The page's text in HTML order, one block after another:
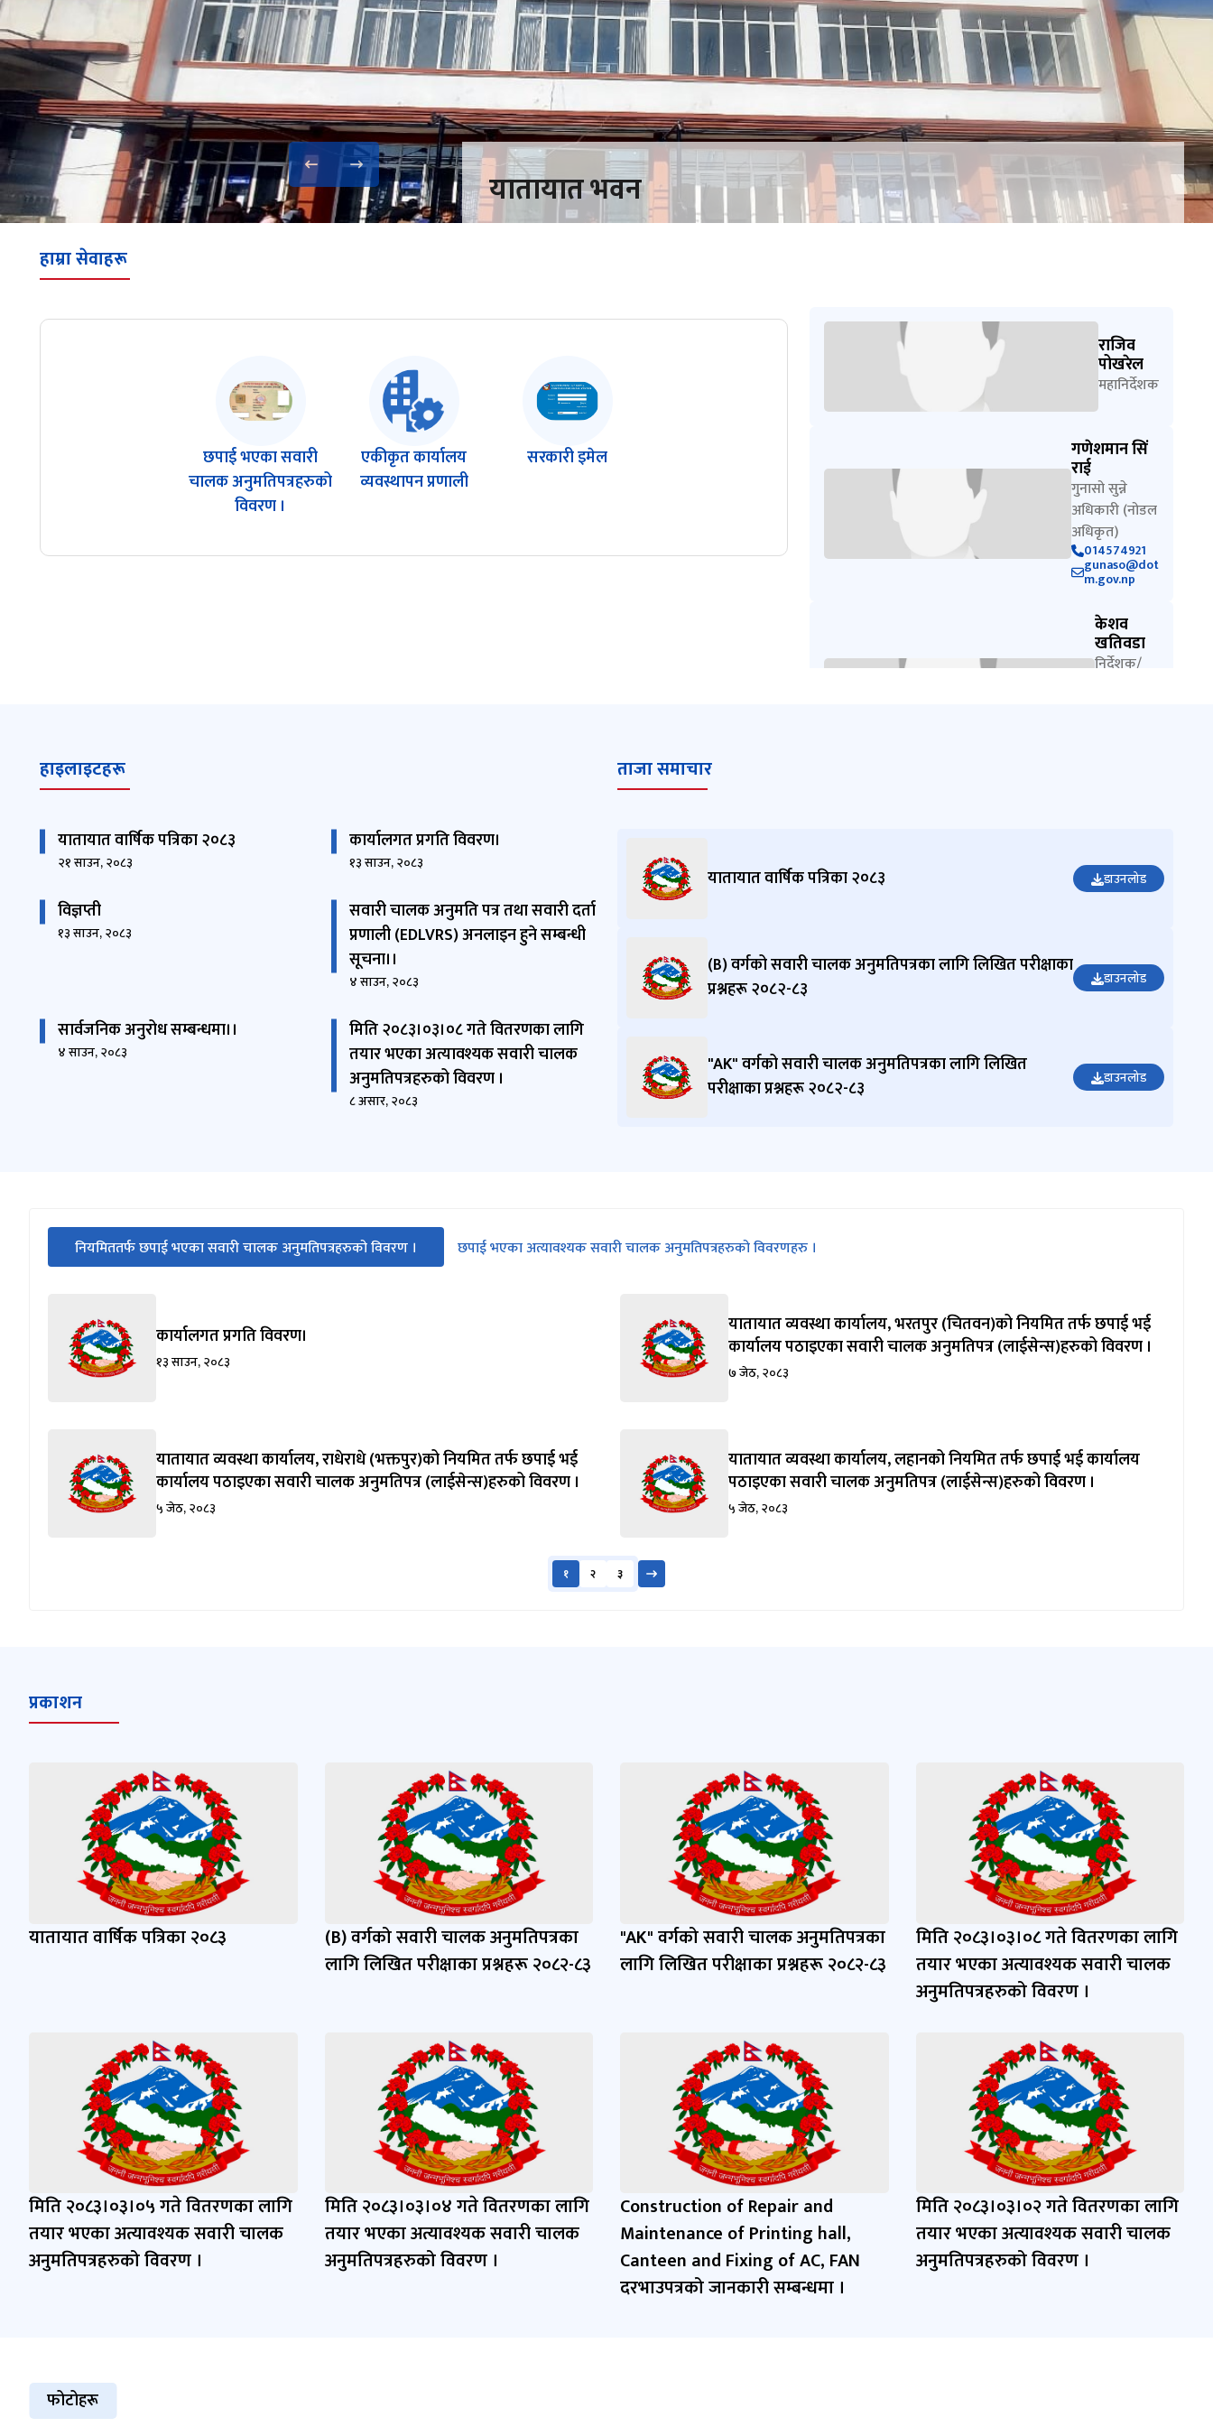
यातायात भवन
हाम्रा सेवाहरू
छपाई भएका सवारी
चालक अनुमतिपत्रहरुको
विवरण ।
एकीकृत कार्यालय
व्यवस्थापन प्रणाली
सरकारी इमेल
राजिव
पोखरेल
महानिर्देशक
गणेशमान सिं
राई
गुनासो सुन्ने
अधिकारी (नोडल
अधिकृत)
014574921
gunaso@dot
m.gov.np
केशव
खतिवडा
निर्देशक/
मेकानिकल
ईन्जिनियर/सहायक
हाइलाइटहरू
यातायात वार्षिक पत्रिका २०८३
२१ साउन, २०८३
कार्यालगत प्रगति विवरण।
१३ साउन, २०८३
विज्ञप्ती
१३ साउन, २०८३
सवारी चालक अनुमति पत्र तथा सवारी दर्ता
प्रणाली (EDLVRS) अनलाइन हुने सम्बन्धी
सूचना।।
४ साउन, २०८३
सार्वजनिक अनुरोध सम्बन्धमा।।
४ साउन, २०८३
मिति २०८३।०३।०८ गते वितरणका लागि
तयार भएका अत्यावश्यक सवारी चालक
अनुमतिपत्रहरुको विवरण ।
८ असार, २०८३
ताजा समाचार
यातायात वार्षिक पत्रिका २०८३ डाउनलोड
(B) वर्गको सवारी चालक अनुमतिपत्रका लागि लिखित परीक्षाका
प्रश्नहरू २०८२-८३
डाउनलोड
"AK" वर्गको सवारी चालक अनुमतिपत्रका लागि लिखित
परीक्षाका प्रश्नहरू २०८२-८३
डाउनलोड
सीधा
पहिलो
जानुहोस्
नियमिततर्फ छपाई भएका सवारी चालक अनुमतिपत्रहरुको विवरण ।
(सक्रिय ट्याब)
छपाई भएका अत्यावश्यक सवारी चालक अनुमतिपत्रहरुको विवरणहरु ।
कार्यालगत प्रगति विवरण।
१३ साउन, २०८३
यातायात व्यवस्था कार्यालय, भरतपुर (चितवन)को नियमित तर्फ छपाई भई
कार्यालय पठाइएका सवारी चालक अनुमतिपत्र (लाईसेन्स)हरुको विवरण ।
७ जेठ, २०८३
यातायात व्यवस्था कार्यालय, राधेराधे (भक्तपुर)को नियमित तर्फ छपाई भई
कार्यालय पठाइएका सवारी चालक अनुमतिपत्र (लाईसेन्स)हरुको विवरण ।
५ जेठ, २०८३
यातायात व्यवस्था कार्यालय, लहानको नियमित तर्फ छपाई भई कार्यालय
पठाइएका सवारी चालक अनुमतिपत्र (लाईसेन्स)हरुको विवरण ।
५ जेठ, २०८३
१ २ ३
प्रकाशन
यातायात वार्षिक पत्रिका २०८३
(B) वर्गको सवारी चालक अनुमतिपत्रका
लागि लिखित परीक्षाका प्रश्नहरू २०८२-८३
"AK" वर्गको सवारी चालक अनुमतिपत्रका
लागि लिखित परीक्षाका प्रश्नहरू २०८२-८३
मिति २०८३।०३।०८ गते वितरणका लागि
तयार भएका अत्यावश्यक सवारी चालक
अनुमतिपत्रहरुको विवरण ।
मिति २०८३।०३।०५ गते वितरणका लागि
तयार भएका अत्यावश्यक सवारी चालक
अनुमतिपत्रहरुको विवरण ।
मिति २०८३।०३।०४ गते वितरणका लागि
तयार भएका अत्यावश्यक सवारी चालक
अनुमतिपत्रहरुको विवरण ।
Construction of Repair and
Maintenance of Printing hall,
Canteen and Fixing of AC, FAN
दरभाउपत्रको जानकारी सम्बन्धमा ।
मिति २०८३।०३।०२ गते वितरणका लागि
तयार भएका अत्यावश्यक सवारी चालक
अनुमतिपत्रहरुको विवरण ।
फोटोहरू